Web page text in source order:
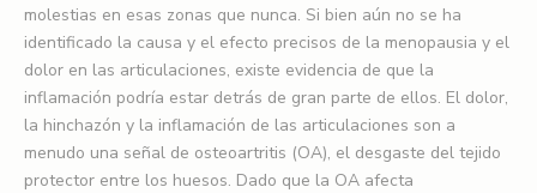
molestias en esas zonas que nunca. Si bien aún no se ha
identificado la causa y el efecto precisos de la menopausia y el
dolor en las articulaciones, existe evidencia de que la
inflamación podría estar detrás de gran parte de ellos. El dolor,
la hinchazón y la inflamación de las articulaciones son a
menudo una señal de osteoartritis (OA), el desgaste del tejido
protector entre los huesos. Dado que la OA afecta